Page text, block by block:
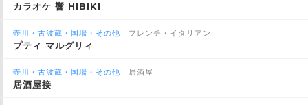
カラオケ 響 HIBIKI
壺川・古波蔵・国場・その他 | フレンチ・イタリアン
プティ マルグリィ
壺川・古波蔵・国場・その他 | 居酒屋
居酒屋接